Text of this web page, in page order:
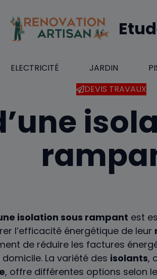
ELECTRICITÉ JARDIN
DEVIS TRAVAUX
isolation sous rampant est
l’efficacité énergétique de leur
de réduire les factures
La variété des isolants,
, offre différentes options selon